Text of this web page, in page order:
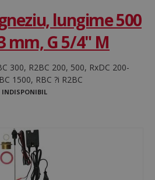
lungime 500
mm, G 5/4" M
300, R2BC 200, 500, RxDC 200-
1500, RBC ?i R2BC
INDISPONIBIL
Neclasificate
necesare permit
a site-ului web, cum ar
nu poate fi utilizat corect fără